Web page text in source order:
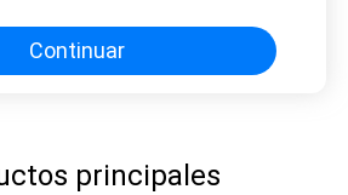
Continuar
principales